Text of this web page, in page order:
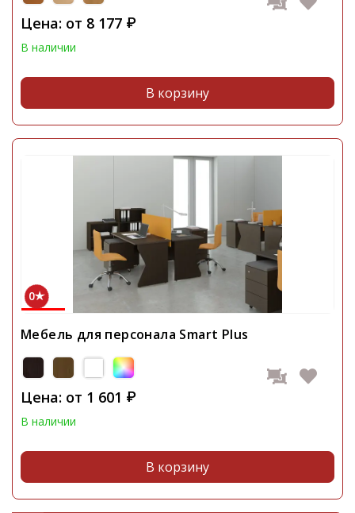
Цена: от 8 177 ₽
В наличии
В корзину
0
Мебель для персонала Smart Plus
Цена: от 1 601 ₽
В наличии
В корзину